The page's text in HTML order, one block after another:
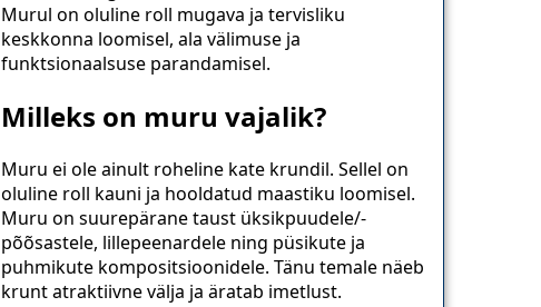
Murul on oluline roll mugava ja tervisliku
keskkonna loomisel, ala välimuse ja
funktsionaalsuse parandamisel.
Milleks on muru vajalik?
Muru ei ole ainult roheline kate krundil. Sellel on
oluline roll kauni ja hooldatud maastiku loomisel.
Muru on suurepärane taust üksikpuudele/-
põõsastele, lillepeenardele ning püsikute ja
puhmikute kompositsioonidele. Tänu temale näeb
krunt atraktiivne välja ja äratab imetlust.